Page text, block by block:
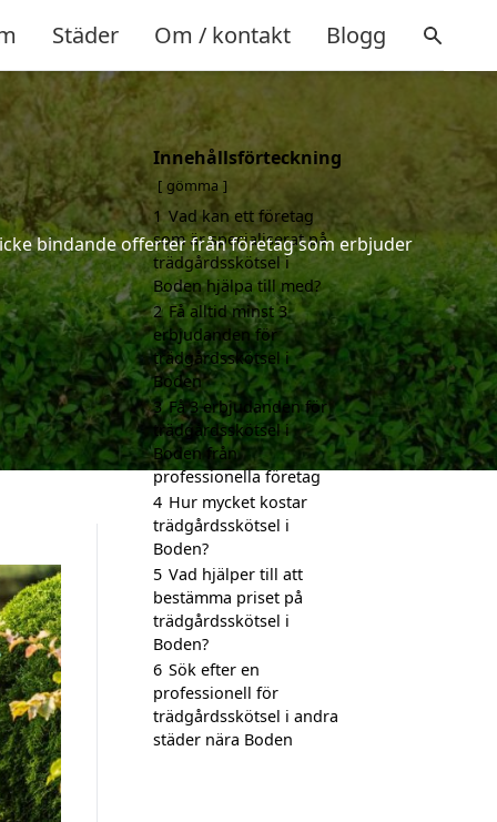
Städer Om / kontakt Blogg
bindande offerter från företag som erbjuder
Innehållsförteckning
gömma
1 Vad kan ett företag
som är specialiserat på
trädgårdsskötsel i
Boden hjälpa till med?
2 Få alltid minst 3
erbjudanden för
trädgårdsskötsel i
Boden
3 Få 3 erbjudanden för
trädgårdsskötsel i
Boden från
professionella företag
4 Hur mycket kostar
trädgårdsskötsel i
Boden?
5 Vad hjälper till att
bestämma priset på
trädgårdsskötsel i
Boden?
6 Sök efter en
professionell för
trädgårdsskötsel i andra
städer nära Boden